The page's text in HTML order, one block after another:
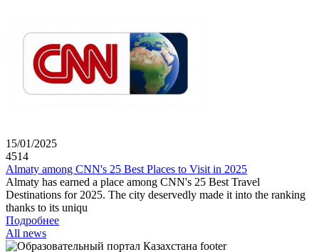
15/01/2025
4514
Almaty among CNN's 25 Best Places to Visit in 2025
Almaty has earned a place among CNN's 25 Best Travel
Destinations for 2025. The city deservedly made it into the ranking
thanks to its uniqu
Подробнее
All news